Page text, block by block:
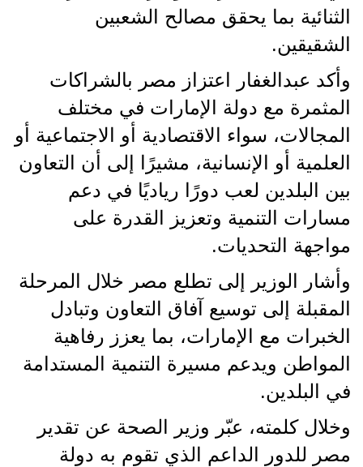
الثنائية بما يحقق مصالح الشعبين
الشقيقين.
وأكد عبدالغفار اعتزاز مصر بالشراكات
المثمرة مع دولة الإمارات في مختلف
المجالات، سواء الاقتصادية أو الاجتماعية أو
العلمية أو الإنسانية، مشيرًا إلى أن التعاون
بين البلدين لعب دورًا رياديًا في دعم
مسارات التنمية وتعزيز القدرة على
مواجهة التحديات.
وأشار الوزير إلى تطلع مصر خلال المرحلة
المقبلة إلى توسيع آفاق التعاون وتبادل
الخبرات مع الإمارات، بما يعزز رفاهية
المواطن ويدعم مسيرة التنمية المستدامة
في البلدين.
وخلال كلمته، عبّر وزير الصحة عن تقدير
مصر للدور الداعم الذي تقوم به دولة